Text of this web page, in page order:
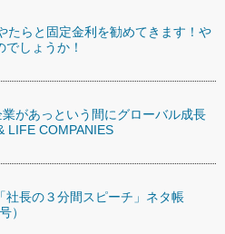
たらと固定金利を勧めてきます！や
しょうか！
があっという間にグローバル成長
LIFE COMPANIES
社長の３分間スピーチ」ネタ帳
）